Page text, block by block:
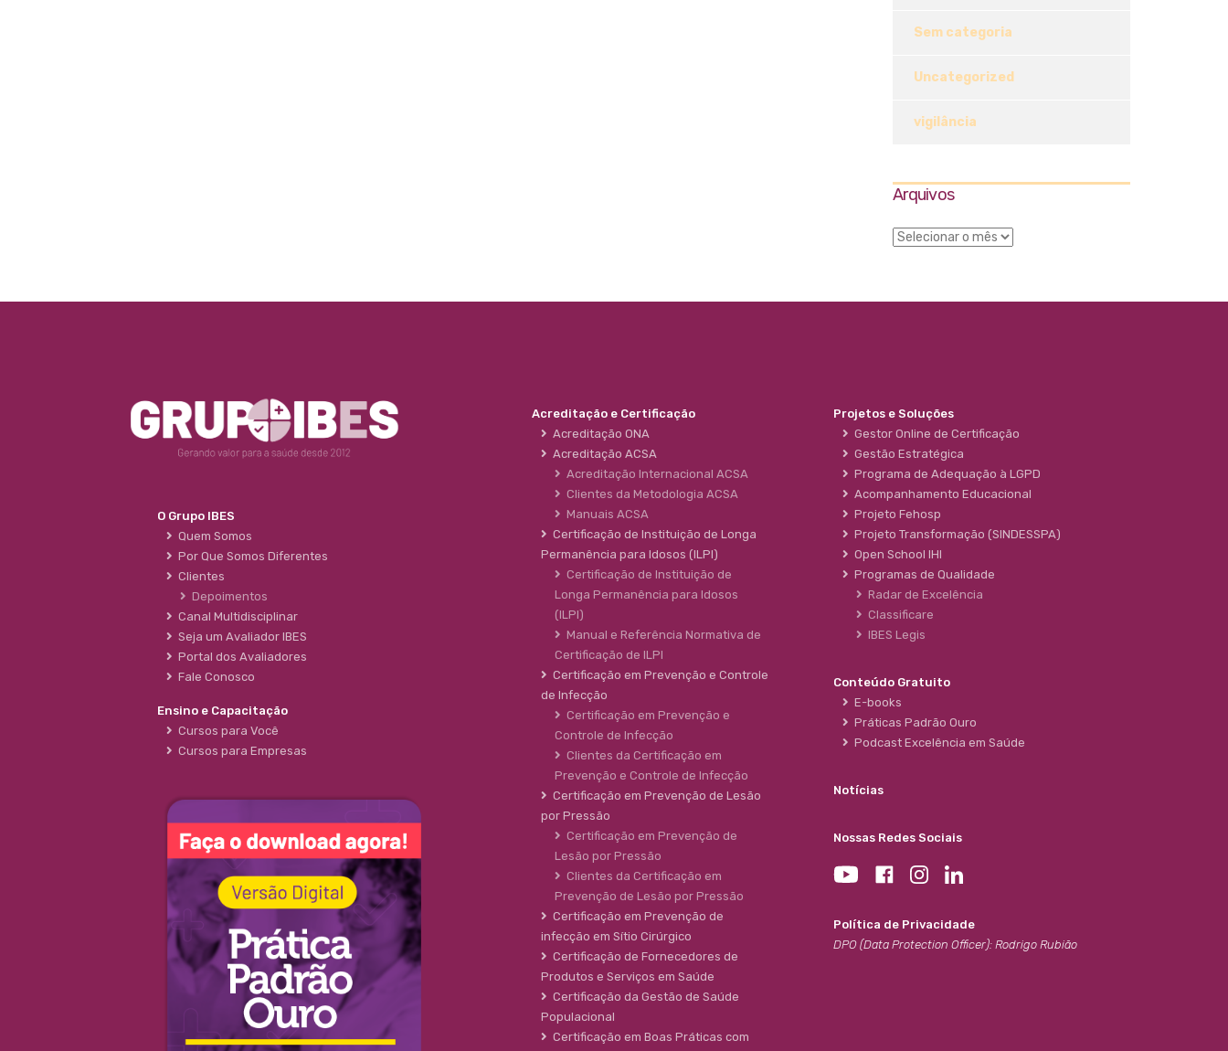
Sem categoria
Uncategorized
vigilância
Arquivos
O Grupo IBES
Quem Somos
Por Que Somos Diferentes
Clientes
Depoimentos
Canal Multidisciplinar
Seja um Avaliador IBES
Portal dos Avaliadores
Fale Conosco
Ensino e Capacitação
Cursos para Você
Cursos para Empresas
Acreditação e Certificação
Acreditação ONA
Acreditação ACSA
Acreditação Internacional ACSA
Clientes da Metodologia ACSA
Manuais ACSA
Certificação de Instituição de Longa
Permanência para Idosos (ILPI)
Certificação de Instituição de
Longa Permanência para Idosos
(ILPI)
Manual e Referência Normativa de
Certificação de ILPI
Certificação em Prevenção e Controle
de Infecção
Certificação em Prevenção e
Controle de Infecção
Clientes da Certificação em
Prevenção e Controle de Infecção
Certificação em Prevenção de Lesão
por Pressão
Certificação em Prevenção de
Lesão por Pressão
Clientes da Certificação em
Prevenção de Lesão por Pressão
Certificação em Prevenção de
infecção em Sítio Cirúrgico
Certificação de Fornecedores de
Produtos e Serviços em Saúde
Certificação da Gestão de Saúde
Populacional
Certificação em Boas Práticas com
Projetos e Soluções
Gestor Online de Certificação
Gestão Estratégica
Programa de Adequação à LGPD
Acompanhamento Educacional
Projeto Fehosp
Projeto Transformação (SINDESSPA)
Open School IHI
Programas de Qualidade
Radar de Excelência
Classificare
IBES Legis
Conteúdo Gratuito
E-books
Práticas Padrão Ouro
Podcast Excelência em Saúde
Notícias
Nossas Redes Sociais
Política de Privacidade
DPO (Data Protection Officer): Rodrigo Rubião